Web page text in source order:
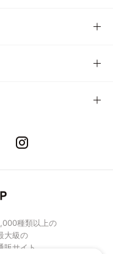
種類以上の
大級の
販サイト